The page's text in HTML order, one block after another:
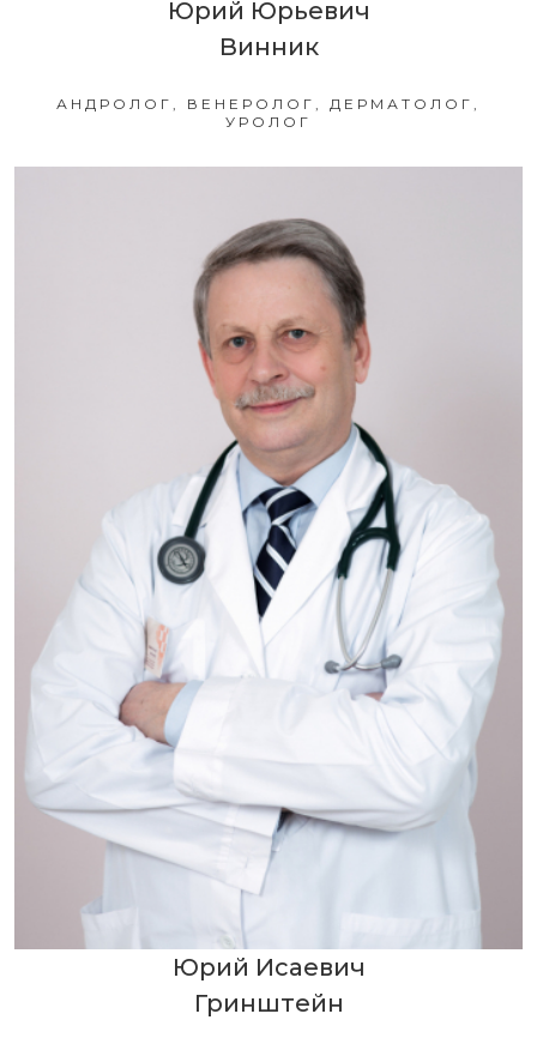
Юрий Юрьевич
Винник
АНДРОЛОГ, ВЕНЕРОЛОГ, ДЕРМАТОЛОГ,
УРОЛОГ
Юрий Исаевич
Гринштейн